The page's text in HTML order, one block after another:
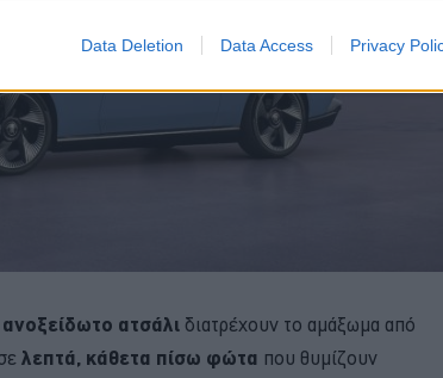
Data Deletion Data Access Privacy
ατσάλι διατρέχουν το αμάξωμα από
λεπτά, κάθετα πίσω φώτα που θυμίζουν